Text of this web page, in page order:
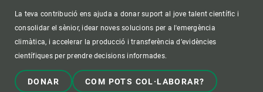
La teva contribució ens ajuda a donar suport al jove talent científic i
consolidar el sènior, idear noves solucions per a l'emergència
climàtica, i accelerar la producció i transferència d’evidències
científiques per prendre decisions informades.
DONAR COM POTS COL·LABORAR?